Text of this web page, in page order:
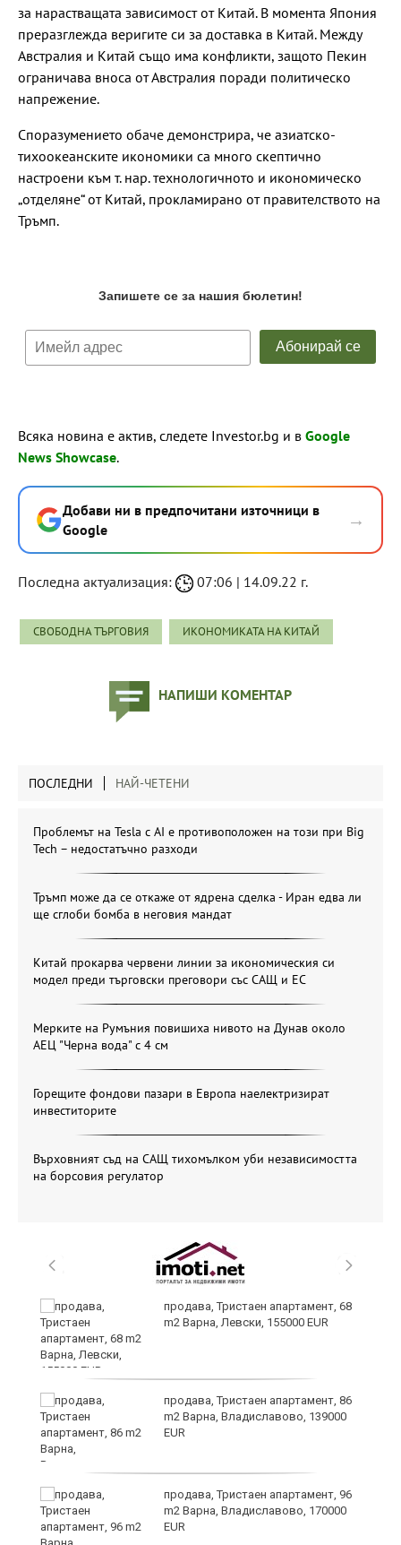
за нарастващата зависимост от Китай. В момента Япония
преразглежда веригите си за доставка в Китай. Между
Австралия и Китай също има конфликти, защото Пекин
ограничава вноса от Австралия поради политическо
напрежение.
Споразумението обаче демонстрира, че азиатско-
тихоокеанските икономики са много скептично
настроени към т. нар. технологичното и икономическо
„отделяне“ от Китай, прокламирано от правителството на
Тръмп.
Всяка новина е актив, следете Investor.bg и в Google
News Showcase.
Добави ни в предпочитани източници в
Google
→
Последна актуализация: 07:06 | 14.09.22 г.
СВОБОДНА ТЪРГОВИЯ ИКОНОМИКАТА НА КИТАЙ
НАПИШИ КОМЕНТАР
ПОСЛЕДНИ НАЙ-ЧЕТЕНИ
Проблемът на Tesla с AI е противоположен на този при Big
Tech – недостатъчно разходи
Тръмп може да се откаже от ядрена сделка - Иран едва ли
ще сглоби бомба в неговия мандат
Китай прокарва червени линии за икономическия си
модел преди търговски преговори със САЩ и ЕС
Мерките на Румъния повишиха нивото на Дунав около
АЕЦ "Черна вода" с 4 см
Горещите фондови пазари в Европа наелектризират
инвеститорите
Върховният съд на САЩ тихомълком уби независимостта
на борсовия регулатор
продава, Тристаен апартамент, 68
m2 Варна, Левски, 155000 EUR
продава, Тристаен апартамент, 86
m2 Варна, Владиславово, 139000
EUR
продава, Тристаен апартамент, 96
m2 Варна, Владиславово, 170000
EUR